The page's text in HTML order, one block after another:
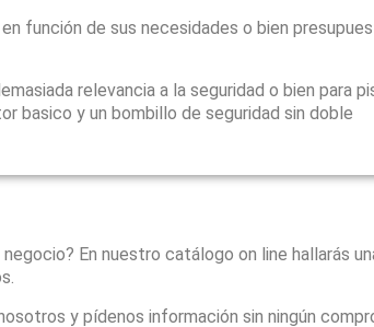
función de sus necesidades o bien
relevancia a la seguridad o bien para
basico y un bombillo de seguridad sin doble
En nuestro catálogo on line hallarás
y pídenos información sin ningún